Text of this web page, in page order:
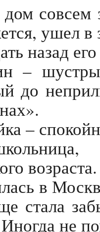
совсем
ушел
назад
–
до
–
возраста.
в
стала
не